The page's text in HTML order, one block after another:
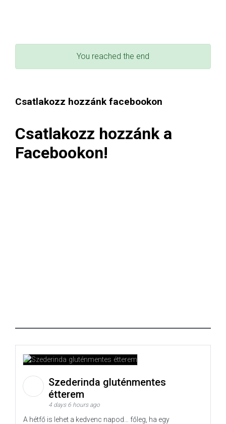
You reached the end
Csatlakozz hozzánk facebookon
Csatlakozz hozzánk a
Facebookon!
Szederinda gluténmentes
étterem
4 days 6 hours ago
A hétfő is lehet a kedvenc napod… főleg, ha egy